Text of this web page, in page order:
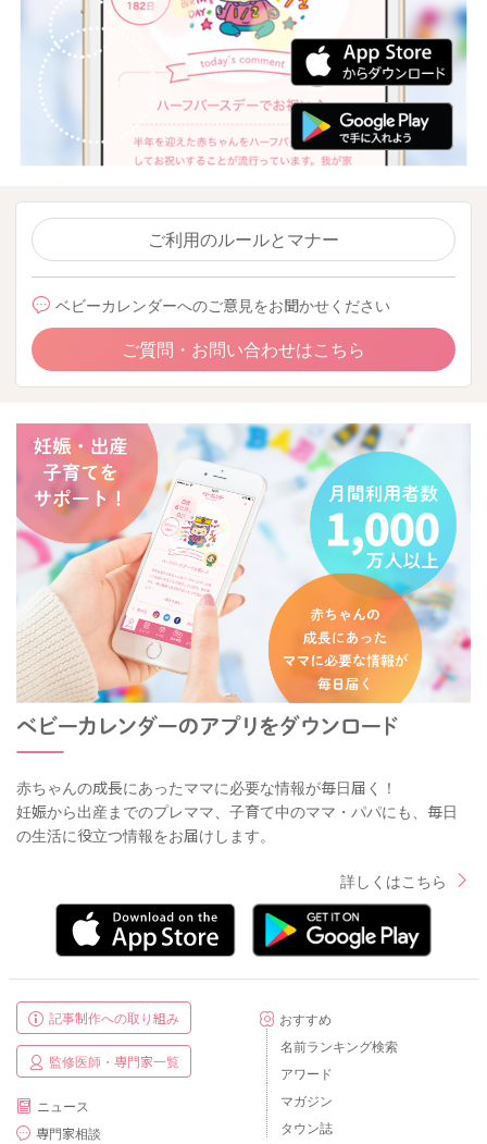
ご利用のルールとマナー
ベビーカレンダーへのご意見をお聞かせください
ご質問・お問い合わせはこちら
赤ちゃんの成長にあったママに必要な情報が毎日届く！
妊娠から出産までのプレママ、子育て中のママ・パパにも、毎日
の生活に役立つ情報をお届けします。
詳しくはこちら
記事制作への取り組み
監修医師・専門家一覧
ニュース
専門家相談
おすすめ
名前ランキング検索
アワード
マガジン
タウン誌